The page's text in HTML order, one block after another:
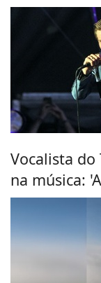
Vocalista
na música: